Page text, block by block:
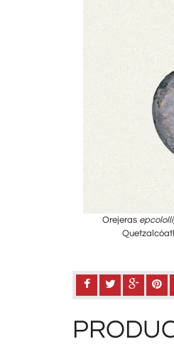
Orejeras epcololli